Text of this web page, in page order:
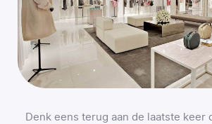
Denk eens terug aan de laatste keer